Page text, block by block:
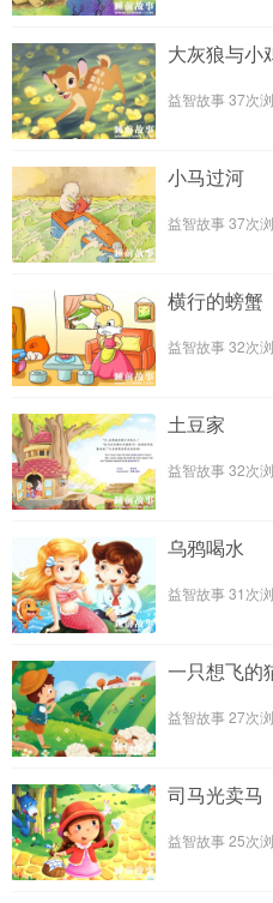
大灰狼与小
益智故事37次
小马过河
益智故事37次
横行的螃蟹
益智故事32次
土豆家
益智故事32次
乌鸦喝水
益智故事31次
一只想飞的
益智故事27次
司马光卖马
益智故事25次